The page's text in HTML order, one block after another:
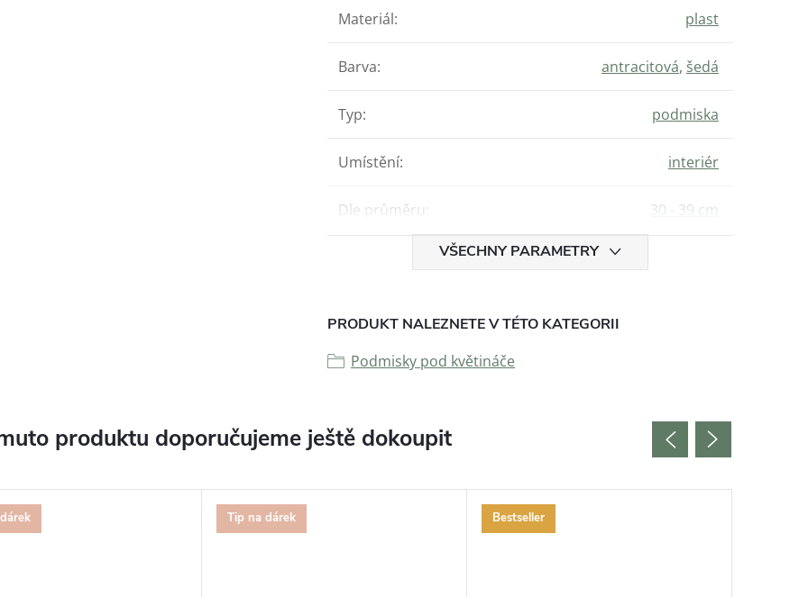
Materiál: plast
Barva: antracitová, šedá
Typ: podmiska
Umístění: interiér
Dle průměru: 30 - 39 cm
VŠECHNY PARAMETRY
PRODUKT NALEZNETE V TÉTO KATEGORII
Podmisky pod květináče
produktu doporučujeme ještě dokoupit
Tip na dárek Bestseller